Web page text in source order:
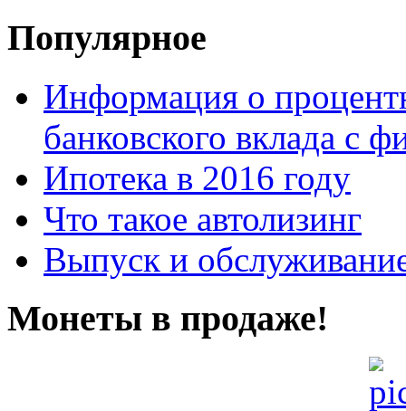
Популярное
Информация о
банковского вклада с
Ипотека в 2016 году
Что такое автолизинг
Выпуск и
Монеты в продаже!